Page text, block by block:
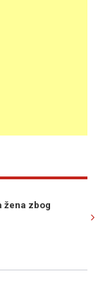
ZAKONA O
smeta finansijska